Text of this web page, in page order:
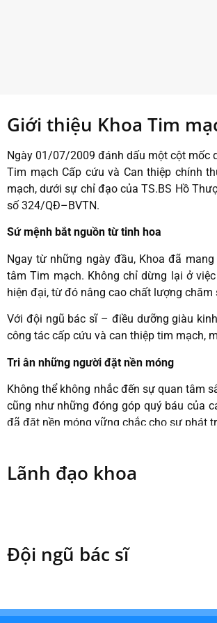
Giới thiệu Khoa Tim
Ngày 01/07/2009 đánh dấu một cột mốc
Tim mạch Cấp cứu và Can thiệp chính
mạch, dưới sự chỉ đạo của TS.BS Hồ
số 324/QĐ–BVTN.
Sứ mệnh bắt nguồn từ tinh hoa
Ngay từ những ngày đầu, Khoa đã
tâm Tim mạch. Không chỉ dừng lại ở
hiện đại, từ đó nâng cao chất lượng chăm
Với đội ngũ bác sĩ – điều dưỡng giàu
công tác cấp cứu và can thiệp tim mạch,
Tri ân những người đặt nền móng
Không thể không nhắc đến sự quan tâm
cũng như những đóng góp quý báu của
đã đặt nền móng vững chắc cho sự phát
AHLĐ – TTND, cố GS.TSKH Nguyễn
Cố PGS.TS Trương Quang Nhơn
TTND PGS. TS Lê Đình Thanh
Vững bước trên hành trình mới
Trải qua nhiều năm phát triển, Khoa
đầu cả nước trong lĩnh vực tim mạch
Lãnh đạo khoa
Đội ngũ bác sĩ